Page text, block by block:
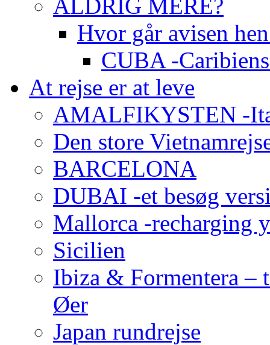
ALDRIG MERE?
Hvor går avisen
CUBA -
At rejse er at leve
AMALFIKYSTEN -
Den store
BARCELONA
DUBAI -et besøg
Mallorca -recharging
Sicilien
Ibiza & Formentera –
Øer
Japan rundrejse